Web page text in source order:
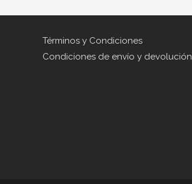
Términos y Condiciones
Condiciones de envío y devolución